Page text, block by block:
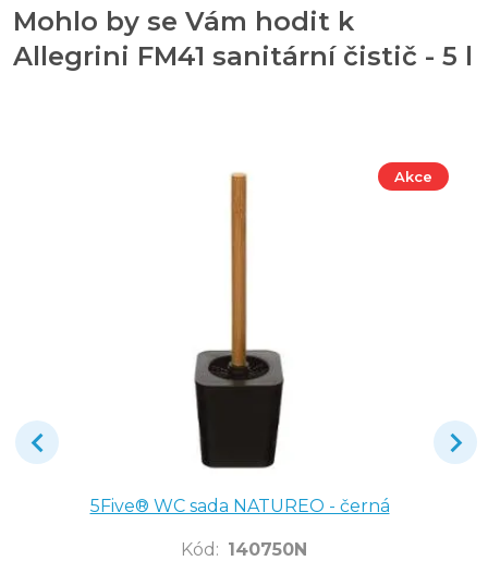
Mohlo by se Vám hodit k
Allegrini FM41 sanitární čistič - 5 l
Akce
5Five® WC sada NATUREO - černá
Kód : 140750N